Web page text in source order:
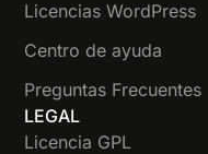
Licencias WordPress
Centro de ayuda
Preguntas Frecuentes
LEGAL
Licencia GPL